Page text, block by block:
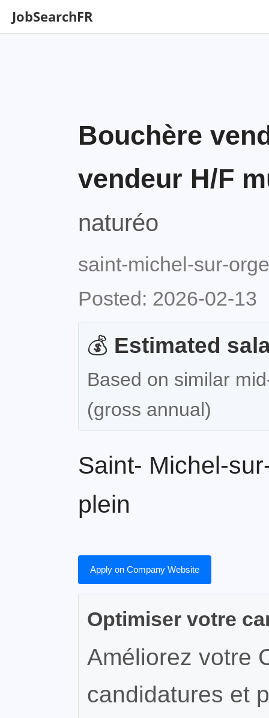
JobSearchFR
Bouchère
vendeur H/F
naturéo
saint-michel-sur-
Posted: 2026-02-13
💰 Estimated
Based on similar
(gross annual)
Saint- Michel-
plein
Apply on Company Website
Optimiser votre
Améliorez votre
candidatures et